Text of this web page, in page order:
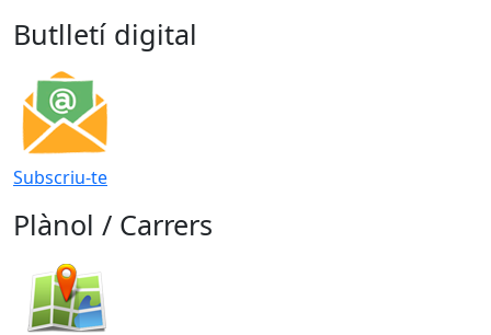
Butlletí digital
Subscriu-te
Plànol / Carrers